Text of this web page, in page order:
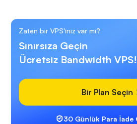
Zaten bir VPS'iniz var mı?
Sınırsıza Geçin
Ücretsiz Bandwidth VPS!
Bir Plan Seçin
30 Günlük Para İade